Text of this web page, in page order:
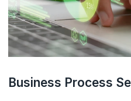
Business Process